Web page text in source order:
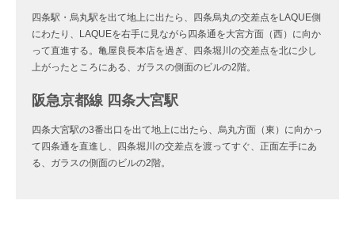
四条駅・烏丸駅を出て地上に出たら、四条烏丸の交差点をLAQUE側
にわたり、LAQUEを右手に見ながら四条通を大宮方面（西）に向か
って直進する。亀屋良長本店を過ぎ、四条堀川の交差点を北に少し
上がったところにある、ガラスの側面のビルの2階。
阪急京都線 四条大宮駅
四条大宮駅の3番出口を出て地上に出たら、烏丸方面（東）に向かっ
て四条通を直進し、四条堀川の交差点を渡ってすぐ、正面左手にあ
る、ガラスの側面のビルの2階。